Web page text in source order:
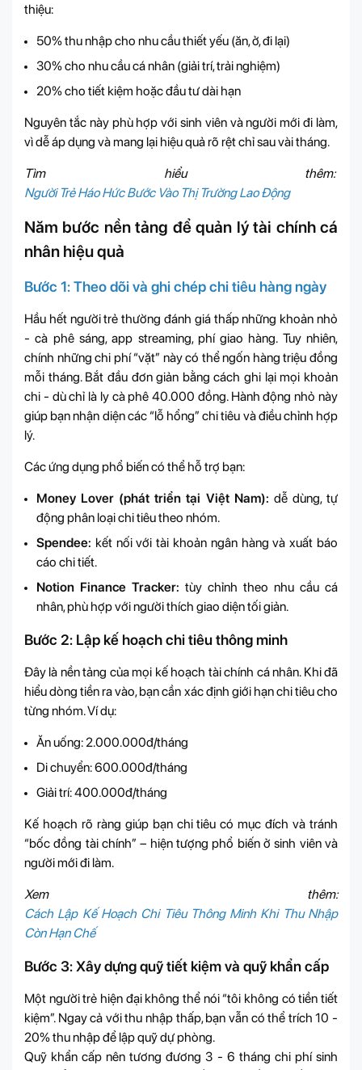
thiệu:
50% thu nhập cho nhu cầu thiết yếu (ăn, ở, đi lại)
30% cho nhu cầu cá nhân (giải trí, trải nghiệm)
20% cho tiết kiệm hoặc đầu tư dài hạn
Nguyên tắc này phù hợp với sinh viên và người mới đi làm,
vì dễ áp dụng và mang lại hiệu quả rõ rệt chỉ sau vài tháng.
Tìm hiểu thêm:
Người Trẻ Háo Hức Bước Vào Thị Trường Lao Động
Năm bước nền tảng để quản lý tài chính cá
nhân hiệu quả
Bước 1: Theo dõi và ghi chép chi tiêu hàng ngày
Hầu hết người trẻ thường đánh giá thấp những khoản nhỏ
- cà phê sáng, app streaming, phí giao hàng. Tuy nhiên,
chính những chi phí “vặt” này có thể ngốn hàng triệu đồng
mỗi tháng. Bắt đầu đơn giản bằng cách ghi lại mọi khoản
chi - dù chỉ là ly cà phê 40.000 đồng. Hành động nhỏ này
giúp bạn nhận diện các “lỗ hổng” chi tiêu và điều chỉnh hợp
lý.
Các ứng dụng phổ biến có thể hỗ trợ bạn:
Money Lover (phát triển tại Việt Nam): dễ dùng, tự
động phân loại chi tiêu theo nhóm.
Spendee: kết nối với tài khoản ngân hàng và xuất báo
cáo chi tiết.
Notion Finance Tracker: tùy chỉnh theo nhu cầu cá
nhân, phù hợp với người thích giao diện tối giản.
Bước 2: Lập kế hoạch chi tiêu thông minh
Đây là nền tảng của mọi kế hoạch tài chính cá nhân. Khi đã
hiểu dòng tiền ra vào, bạn cần xác định giới hạn chi tiêu cho
từng nhóm. Ví dụ:
Ăn uống: 2.000.000đ/tháng
Di chuyển: 600.000đ/tháng
Giải trí: 400.000đ/tháng
Kế hoạch rõ ràng giúp bạn chi tiêu có mục đích và tránh
“bốc đồng tài chính” – hiện tượng phổ biến ở sinh viên và
người mới đi làm.
Xem thêm:
Cách Lập Kế Hoạch Chi Tiêu Thông Minh Khi Thu Nhập
Còn Hạn Chế
Bước 3: Xây dựng quỹ tiết kiệm và quỹ khẩn cấp
Một người trẻ hiện đại không thể nói “tôi không có tiền tiết
kiệm”. Ngay cả với thu nhập thấp, bạn vẫn có thể trích 10 -
20% thu nhập để lập quỹ dự phòng.
Quỹ khẩn cấp nên tương đương 3 - 6 tháng chi phí sinh